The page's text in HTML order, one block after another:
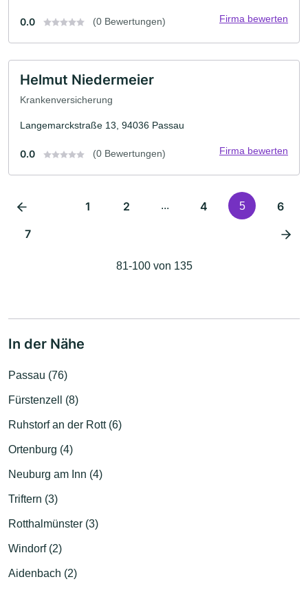
0.0 (0 Bewertungen) Firma bewerten
Helmut Niedermeier
Krankenversicherung
Langemarckstraße 13, 94036 Passau
0.0 (0 Bewertungen) Firma bewerten
1 2 ... 4 5
6
7
81-100 von 135
In der Nähe
Passau (76)
Fürstenzell (8)
Ruhstorf an der Rott (6)
Ortenburg (4)
Neuburg am Inn (4)
Triftern (3)
Rotthalmünster (3)
Windorf (2)
Aidenbach (2)